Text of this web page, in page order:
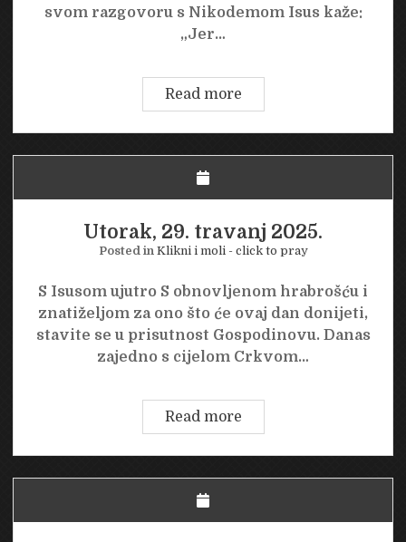
svom razgovoru s Nikodemom Isus kaže:
„Jer…
Read moreSrijeda,
30.
travanj
2025.
Utorak, 29. travanj 2025.
Posted in Klikni i moli - click to pray
S Isusom ujutro S obnovljenom hrabrošću i
znatiželjom za ono što će ovaj dan donijeti,
stavite se u prisutnost Gospodinovu. Danas
zajedno s cijelom Crkvom…
Read moreUtorak,
29.
travanj
2025.